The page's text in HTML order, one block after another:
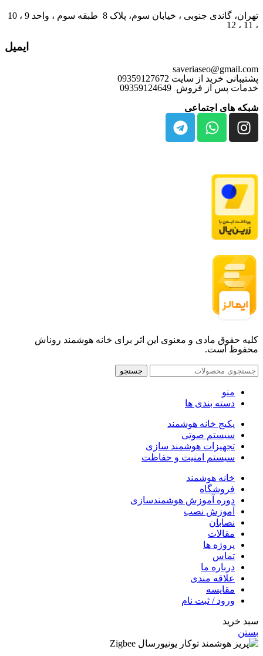
تهران، گاندی جنوبی ، خیابان سوم، پلاک 8 طبقه سوم ، واحد 9 ، 10
، 11 ، 12
ایمیل
saveriaseo@gmail.com
پشتیبانی خرید از سایت 09359127672
خدمات پس از فروش 09359124649
شبکه های اجتماعی
کلیه حقوق مادی و معنوی این اثر برای خانه هوشمند روناش
محفوظ است.
جستجو
منو
دسته بندی ها
پکیج خانه هوشمند
سیستم صوتی
تجهیزات هوشمند سازی
سیستم امنیت و حفاظت
خانه هوشمند
فروشگاه
دوره آموزش هوشمندسازی
آموزش نصب
نصابان
مقالات
پروژه ها
تماس
درباره ما
علاقه مندی
مقایسه
ورود / ثبت نام
سبد خرید
بستن